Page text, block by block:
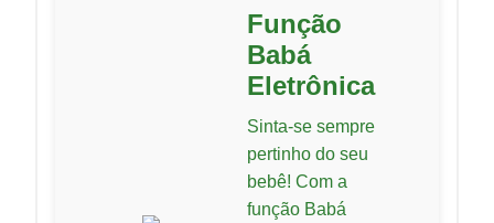
Função
Babá
Eletrônica
Sinta-se sempre
pertinho do seu
bebê! Com a
função Babá